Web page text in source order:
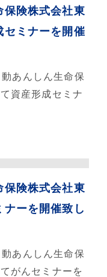
保険株式会社東
セミナーを開催
あんしん生命保
資産形成セミナ
保険株式会社東
ーを開催致し
あんしん生命保
がんセミナーを